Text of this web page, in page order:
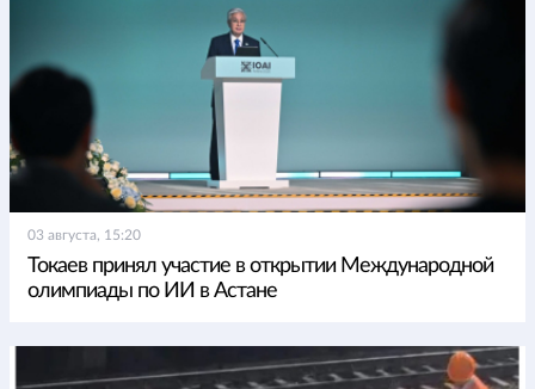
03 августа, 15:20
Токаев принял участие в открытии Международной
олимпиады по ИИ в Астане